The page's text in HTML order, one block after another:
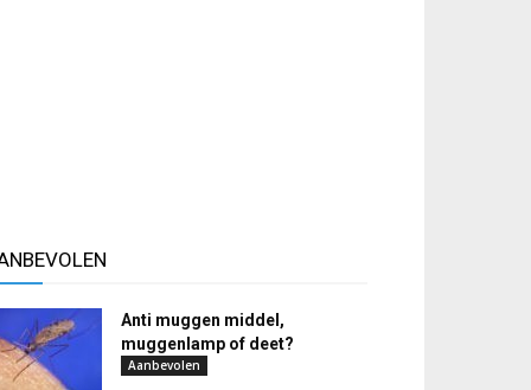
Anti muggen middel,
muggenlamp of deet?
Aanbevolen